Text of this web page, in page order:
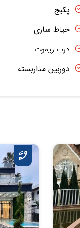
پکیج
حیاط سازی
درب ریموت
دوربین مداربسته